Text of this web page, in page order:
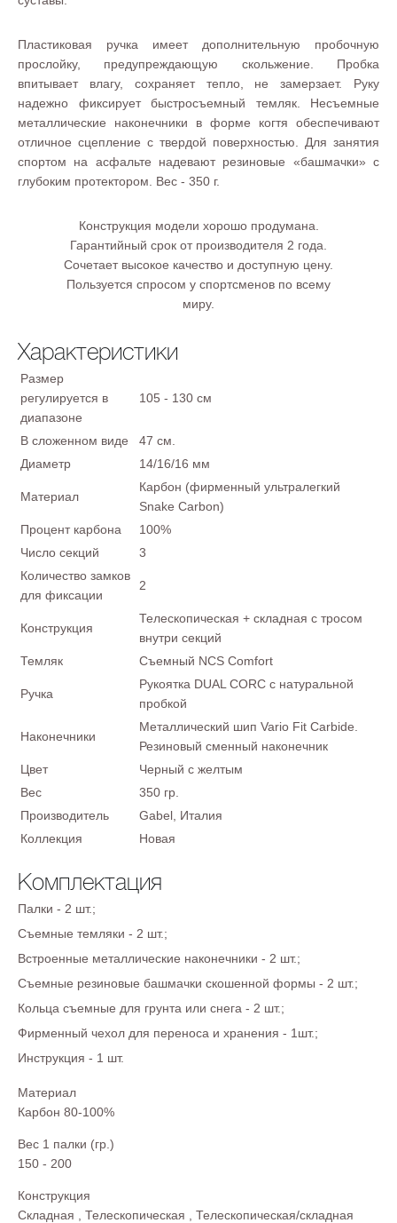
Пластиковая ручка имеет дополнительную пробочную
прослойку, предупреждающую скольжение. Пробка
впитывает влагу, сохраняет тепло, не замерзает. Руку
надежно фиксирует быстросъемный темляк. Несъемные
металлические наконечники в форме когтя обеспечивают
отличное сцепление с твердой поверхностью. Для занятия
спортом на асфальте надевают резиновые «башмачки» с
глубоким протектором. Вес - 350 г.
Конструкция модели хорошо продумана.
Гарантийный срок от производителя 2 года.
Сочетает высокое качество и доступную цену.
Пользуется спросом у спортсменов по всему
миру.
Характеристики
Размер
регулируется в
диапазоне
105 - 130 см
В сложенном виде
47 см.
Диаметр
14/16/16 мм
Материал
Карбон (фирменный ультралегкий
Snake Carbon)
Процент карбона
100%
Число секций
3
Количество замков
для фиксации
2
Конструкция
Телескопическая + складная с тросом
внутри секций
Темляк
Съемный NCS Comfort
Ручка
Рукоятка DUAL CORC с натуральной
пробкой
Наконечники
Металлический шип Vario Fit Carbide.
Резиновый сменный наконечник
Цвет
Черный с желтым
Вес
350 гр.
Производитель
Gabel, Италия
Коллекция
Новая
Комплектация
Палки - 2 шт.;
Съемные темляки - 2 шт.;
Встроенные металлические наконечники - 2 шт.;
Съемные резиновые башмачки скошенной формы - 2 шт.;
Кольца съемные для грунта или снега - 2 шт.;
Фирменный чехол для переноса и хранения - 1шт.;
Инструкция - 1 шт.
Материал
Карбон 80-100%
Вес 1 палки (гр.)
150 - 200
Конструкция
Складная
Телескопическая Телескопическая/складная